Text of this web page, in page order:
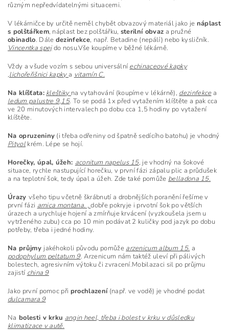
různým nepředvídatelnými situacemi.
V lékárničce by určitě neměl chybět obvazový materiál jako je náplast
s polštářkem, náplast bez polštářku, sterilní obvaz a pružné
obinadlo. Dále dezinfekce, např. Betadine (nepálí) nebo kysličník.
Vincentka spejdo nosu.Vše koupíme v běžné lékárně.
Vždy a všude vozím s sebou universální echinaceové kapky
,lichořeřišnici kapkya vitamín C.
Na klíšťata: kleštiky na vytahování (koupíme v lékárně), dezinfekcea
ledum palustre 9,15. To se podá 1x před vytažením klíštěte a pak cca
ve 20 minutových intervalech po dobu cca 1,5 hodiny po vytažení
klíštěte.
Na opruzeniny (i třeba odřeniny od špatně sedícího batohu) je vhodný
Pityolkrém. Lépe se hojí.
Horečky, úpal, úžeh: aconitum napelus 15, je vhodný na šokové
situace, rychle nastupující horečku, v první fázi zápalu plic a průdušek
a na teplotní šok, tedy úpal a úžeh. Zde také pomůže belladona 15.
Úrazy všeho tipu včetně škrábnutí a drobnějších poranění řešíme v
první fázi arnica montana. ,dobře pokryje i prvotní šok po větších
úrazech a urychluje hojení a zmírňuje krvácení (vyzkoušela jsem u
vytrženého zubu) cca po 10 min podávat 2 kuličky pod jazyk po dobu
potřeby, třeba i jedné hodiny.
Na průjmy jakéhokoli původu pomůže arzenicum album 15. a
podophylum peltatum 9. Arzenicum nám taktéž uleví při pálivých
bolestech, agresivním výtoku či zvracení.Mobilazaci sil po průjmu
zajistí china 9
Jako první pomoc při prochlazení(např. ve vodě) je vhodné podat
dulcamara 9
Na bolesti v krku angin heel, třeba i bolest v krku v důsledku
klimatizace v autě.